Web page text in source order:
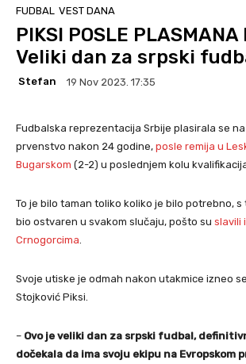
FUDBAL VEST DANA
PIKSI POSLE PLASMANA
Veliki dan za srpski
Stefan 19 Nov 2023. 17:35
Fudbalska reprezentacija Srbije plasirala se
prvenstvo nakon 24 godine, posle remija u
Bugarskom (2-2) u poslednjem kolu
To je bilo taman toliko koliko je bilo potrebno, s
bio ostvaren u svakom slučaju, pošto su slavili
Crnogorcima
Svoje utiske je odmah nakon utakmice izneo
Stojković Piksi.
– Ovo je veliki dan za srpski fudbal,
dočekala da ima svoju ekipu na Evropskom